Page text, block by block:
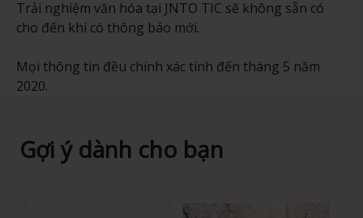
Trải nghiệm văn hóa tại JNTO TIC sẽ không sẵn có
cho đến khi có thông báo mới.
Mọi thông tin đều chính xác tính đến tháng 5 năm
2020.
Gợi ý dành cho bạn